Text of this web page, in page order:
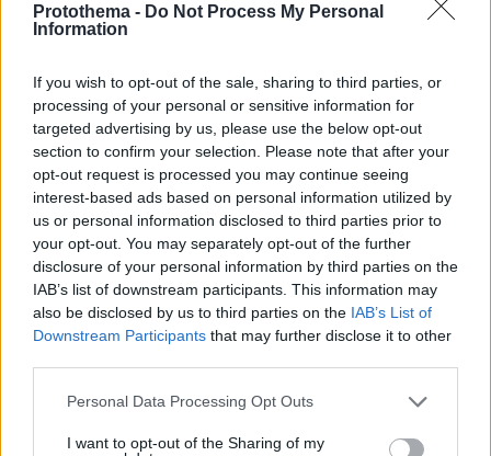
Protothema - Do Not Process My Personal
Information
If you wish to opt-out of the sale, sharing to third parties, or
processing of your personal or sensitive information for
targeted advertising by us, please use the below opt-out
section to confirm your selection. Please note that after your
opt-out request is processed you may continue seeing
interest-based ads based on personal information utilized by
us or personal information disclosed to third parties prior to
your opt-out. You may separately opt-out of the further
disclosure of your personal information by third parties on the
IAB’s list of downstream participants. This information may
also be disclosed by us to third parties on the IAB’s List of
Downstream Participants that may further disclose it to other
Please note that this website/app uses one or more Google
not limited to your visit or usage behaviour. You may click to
Personal Data Processing Opt Outs
I want to opt-out of the Sharing of my
πριν 4 λεπτά
Disfrutar: Όταν η απόλαυση δεν μένει μόνο στο όνομα
πριν 4 λεπτά
Αυτό είναι το αξεσουάρ του φετινού καλοκαιριού
πριν 4 λεπτά
Η αδημοσίευτη φωτογραφία του Δημήτρη Παπαμιχαήλ
που τραβήχτηκε πριν από 22 χρόνια στο καμαρίνι του
πριν 8 λεπτά
Στο 401 οι δύο αστυνομικοί μετά το τροχαίο στην
Αθηνών-Σουνίου, πώς έγινε η σφοδρή σύγκρουση με
πριν 9 λεπτά
Η προσωπική εξομολόγηση της Μέριλιν Μονρόε σε
Έλληνα δημοσιογράφο: «Θα ήθελα να είχα γεννηθεί στη
πριν 19 λεπτά